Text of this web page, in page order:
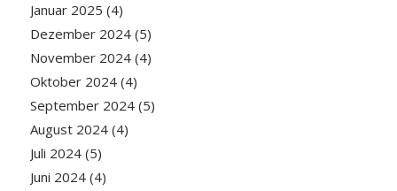
Januar 2025 (4)
Dezember 2024(5)
November 2024(4)
Oktober 2024(4)
September 2024(5)
August 2024(4)
Juli 2024(5)
Juni 2024(4)